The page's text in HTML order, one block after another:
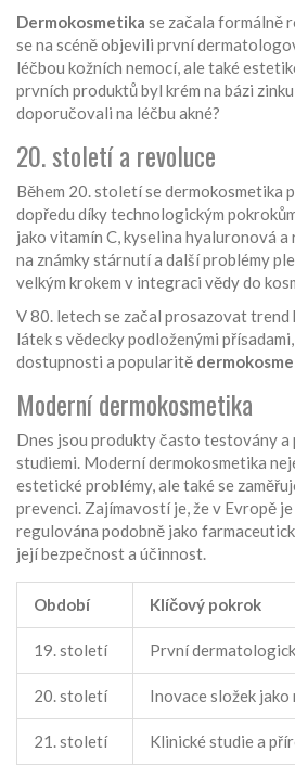
Dermokosmetika se začala formálně
se na scéně objevili první
léčbou kožních nemocí, ale také
prvních produktů byl krém na bázi
doporučovali na léčbu akné?
20. století a revoluce
Během 20. století se dermokosmetika
dopředu díky technologickým
jako vitamín C, kyselina hyaluronová
na známky stárnutí a další problémy
velkým krokem v integraci vědy do
V 80. letech se začal prosazovat
látek s vědecky podloženými
dostupnosti a popularitě
Moderní dermokosmetika
Dnes jsou produkty často testovány
studiemi. Moderní dermokosmetika
estetické problémy, ale také se
prevenci. Zajímavostí je, že v Evropě je
regulována podobně jako
její bezpečnost a účinnost.
Období Klíčový pokrok
19. století První
20. století Inovace složek
21. století Klinické studie a